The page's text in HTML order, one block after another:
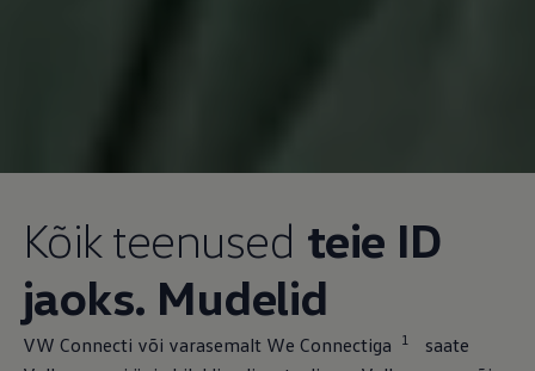
Kõik teenused teie ID
jaoks. Mudelid
VW Connecti või varasemalt We Connectiga 1
saate